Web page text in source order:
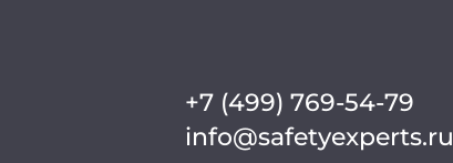
+7 (499) 769-54-79
info@safetyexperts.ru